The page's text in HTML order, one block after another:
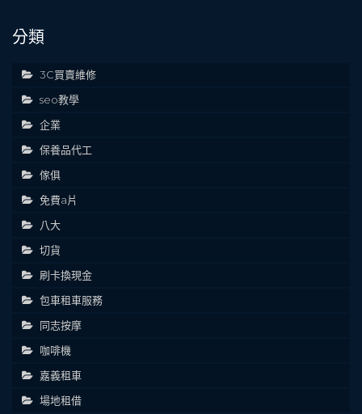
分類
3C買賣維修
seo教學
企業
保養品代工
傢俱
免費a片
八大
切貨
刷卡換現金
包車租車服務
同志按摩
咖啡機
嘉義租車
場地租借